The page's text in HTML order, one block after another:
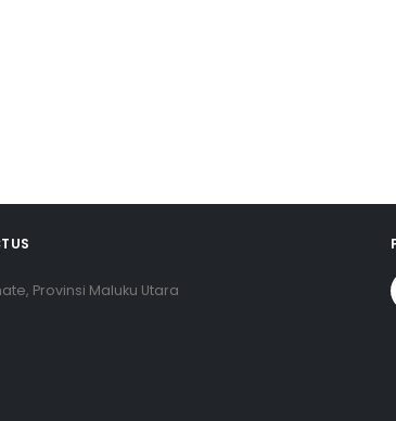
US
Provinsi Maluku Utara